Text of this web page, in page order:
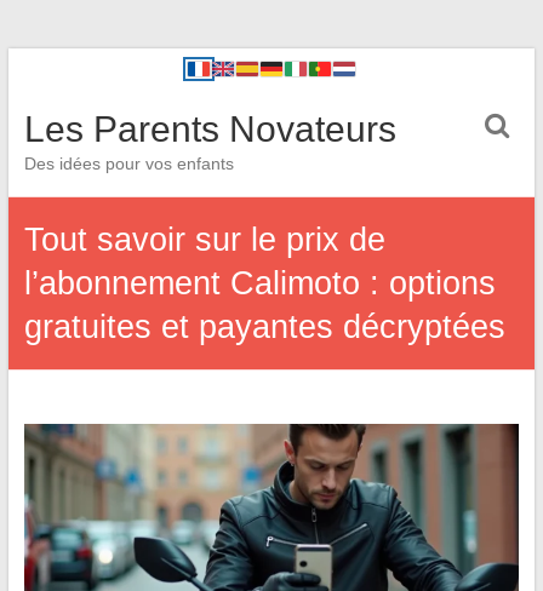
Les Parents Novateurs
Des idées pour vos enfants
Tout savoir sur le prix de
l’abonnement Calimoto : options
gratuites et payantes décryptées